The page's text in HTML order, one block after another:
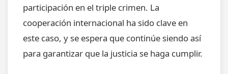
participación en el triple crimen. La
cooperación internacional ha sido clave en
este caso, y se espera que continúe siendo así
para garantizar que la justicia se haga cumplir.